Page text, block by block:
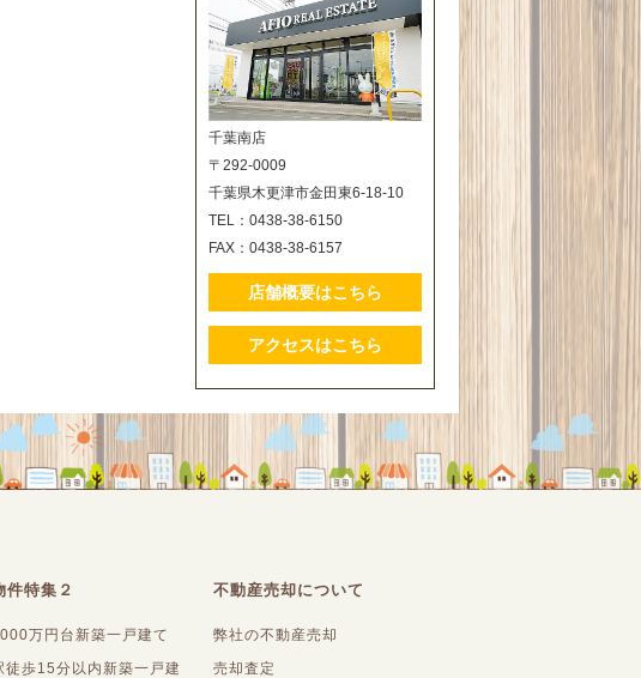
千葉南店
〒292-0009
千葉県木更津市金田東6-18-10
TEL：0438-38-6150
FAX：0438-38-6157
店舗概要はこちら
アクセスはこちら
件特集２
万円台新築一戸建て
徒歩15分以内新築一戸建
不動産売却について
弊社の不動産売却
売却査定